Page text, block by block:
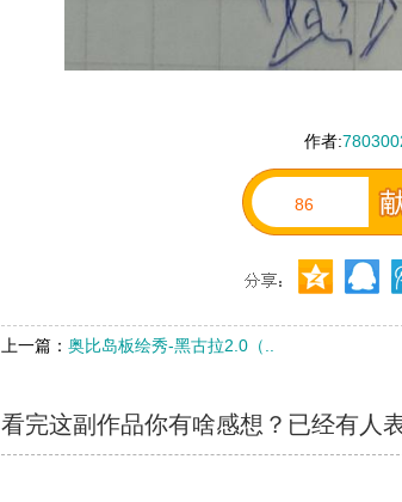
作者:
86
上一篇： 奥比岛板绘秀-黑古拉2.0（..
看完这副作品你有啥感想？已经有人